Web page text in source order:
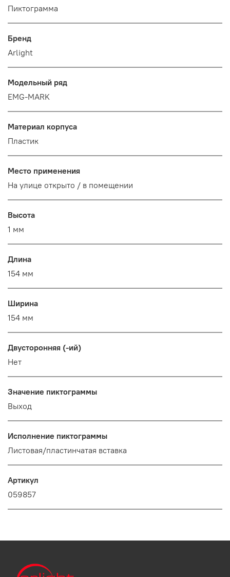
Пиктограмма
Бренд
Arlight
Модельный ряд
EMG-MARK
Материал корпуса
Пластик
Место применения
На улице открыто / в помещении
Высота
1 мм
Длина
154 мм
Ширина
154 мм
Двусторонняя (-ий)
Нет
Значение пиктограммы
Выход
Исполнение пиктограммы
Листовая/пластинчатая вставка
Артикул
059857